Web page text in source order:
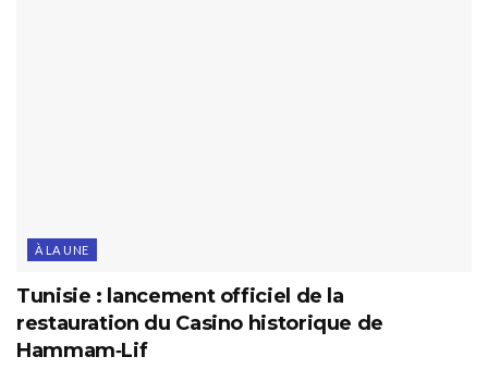
À LA UNE
Tunisie : lancement officiel de la
restauration du Casino historique de
Hammam‑Lif